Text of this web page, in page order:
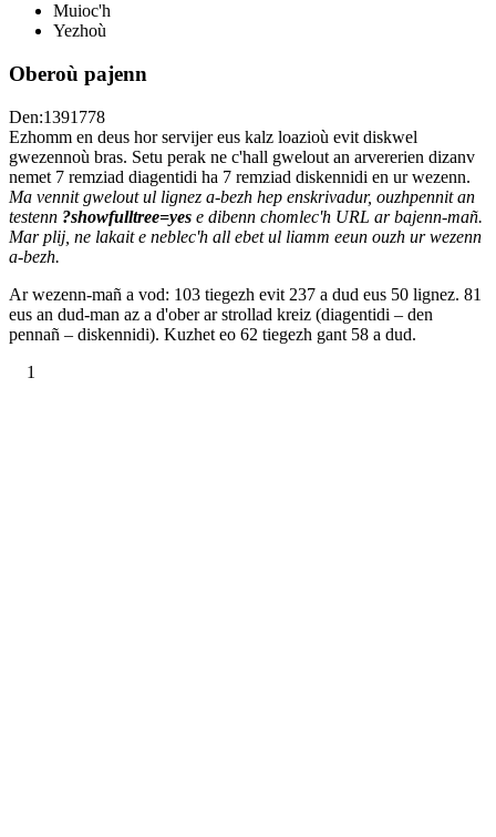
Muioc'h
Yezhoù
Oberoù pajenn
Den:1391778
Ezhomm en deus hor servijer eus kalz loazioù evit diskwel
gwezennoù bras. Setu perak ne c'hall gwelout an arvererien dizanv
nemet 7 remziad diagentidi ha 7 remziad diskennidi en ur wezenn.
Ma vennit gwelout ul lignez a-bezh hep enskrivadur, ouzhpennit an
testenn ?showfulltree=yes e dibenn chomlec'h URL ar bajenn-mañ.
Mar plij, ne lakait e neblec'h all ebet ul liamm eeun ouzh ur wezenn
a-bezh.
Ar wezenn-mañ a vod: 103 tiegezh evit 237 a dud eus 50 lignez. 81
eus an dud-man az a d'ober ar strollad kreiz (diagentidi – den
pennañ – diskennidi). Kuzhet eo 62 tiegezh gant 58 a dud.
1